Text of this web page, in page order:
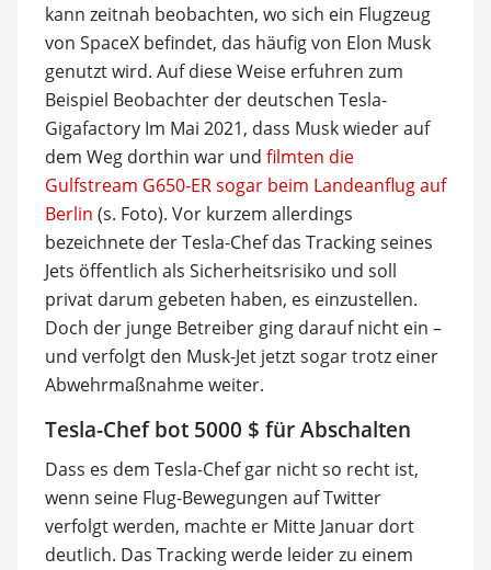
kann zeitnah beobachten, wo sich ein Flugzeug
von SpaceX befindet, das häufig von Elon Musk
genutzt wird. Auf diese Weise erfuhren zum
Beispiel Beobachter der deutschen Tesla-
Gigafactory Im Mai 2021, dass Musk wieder auf
dem Weg dorthin war und filmten die
Gulfstream G650-ER sogar beim Landeanflug auf
Berlin (s. Foto). Vor kurzem allerdings
bezeichnete der Tesla-Chef das Tracking seines
Jets öffentlich als Sicherheitsrisiko und soll
privat darum gebeten haben, es einzustellen.
Doch der junge Betreiber ging darauf nicht ein –
und verfolgt den Musk-Jet jetzt sogar trotz einer
Abwehrmaßnahme weiter.
Tesla-Chef bot 5000 $ für Abschalten
Dass es dem Tesla-Chef gar nicht so recht ist,
wenn seine Flug-Bewegungen auf Twitter
verfolgt werden, machte er Mitte Januar dort
deutlich. Das Tracking werde leider zu einem